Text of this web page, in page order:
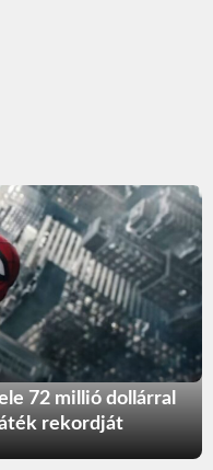
72 millió dollárral
rekordját